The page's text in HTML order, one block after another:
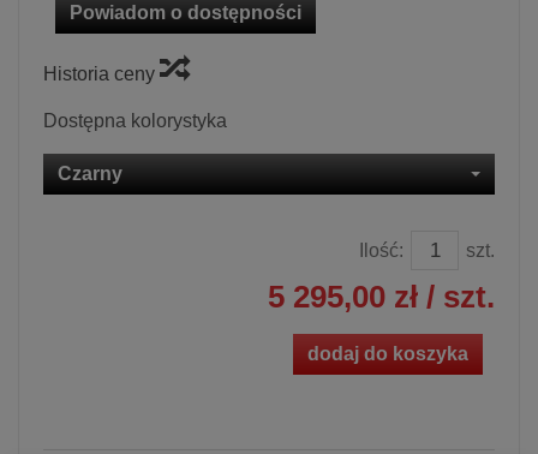
Powiadom o dostępności
Historia ceny
Dostępna kolorystyka
Czarny
Ilość: szt.
5 295,00 zł / szt.
dodaj do koszyka